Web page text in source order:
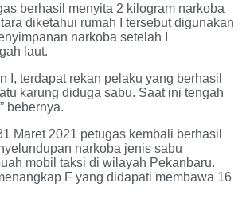
berhasil menyita 2 kilogram narkoba
diketahui rumah I tersebut digunakan
narkoba setelah I
laut.
I, terdapat rekan pelaku yang berhasil
karung diduga sabu. Saat ini tengah
bebernya.
Maret 2021 petugas kembali berhasil
narkoba jenis sabu
mobil taksi di wilayah Pekanbaru.
F yang didapati membawa 16